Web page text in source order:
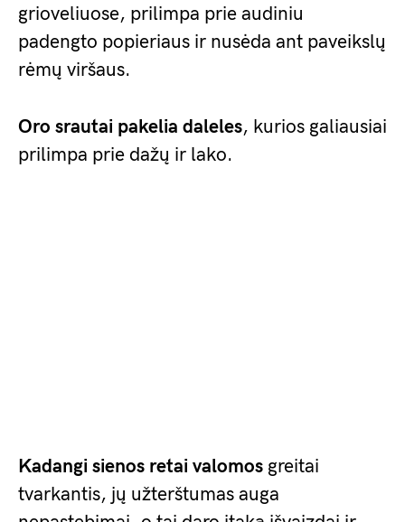
grioveliuose, prilimpa prie audiniu
padengto popieriaus ir nusėda ant paveikslų
rėmų viršaus.
Oro srautai pakelia daleles, kurios galiausiai
prilimpa prie dažų ir lako.
Kadangi sienos retai valomos greitai
tvarkantis, jų užterštumas auga